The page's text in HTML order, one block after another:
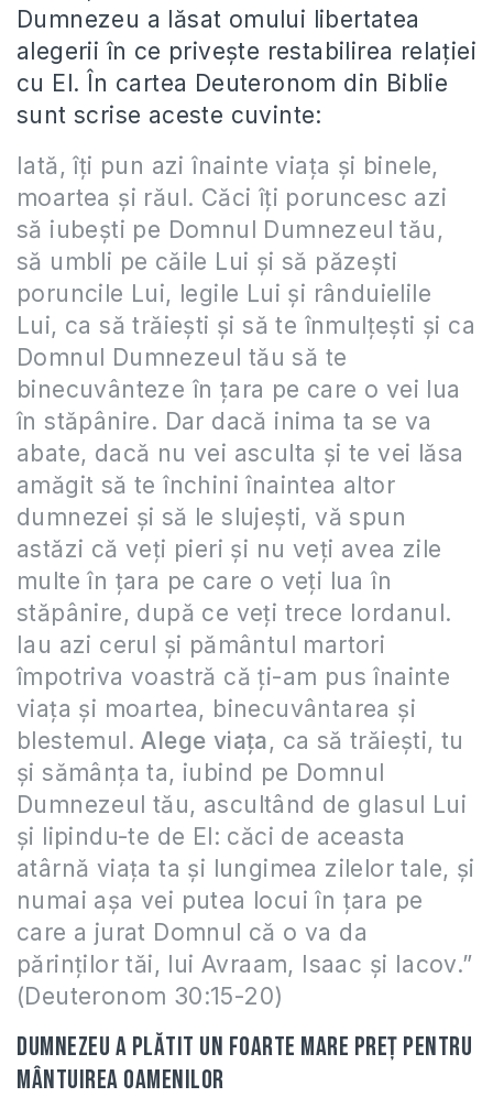
Dumnezeu a lăsat omului libertatea
alegerii în ce priveşte restabilirea relaţiei
cu El. În cartea Deuteronom din Biblie
sunt scrise aceste cuvinte:
Iată, îţi pun azi înainte viaţa şi binele,
moartea şi răul. Căci îţi poruncesc azi
să iubeşti pe Domnul Dumnezeul tău,
să umbli pe căile Lui şi să păzeşti
poruncile Lui, legile Lui şi rânduielile
Lui, ca să trăieşti şi să te înmulţeşti şi ca
Domnul Dumnezeul tău să te
binecuvânteze în ţara pe care o vei lua
în stăpânire. Dar dacă inima ta se va
abate, dacă nu vei asculta şi te vei lăsa
amăgit să te închini înaintea altor
dumnezei şi să le slujeşti, vă spun
astăzi că veţi pieri şi nu veţi avea zile
multe în ţara pe care o veţi lua în
stăpânire, după ce veţi trece Iordanul.
Iau azi cerul şi pământul martori
împotriva voastră că ţi-am pus înainte
viaţa şi moartea, binecuvântarea şi
blestemul.Alege viaţa, ca să trăieşti, tu
şi sămânţa ta, iubind pe Domnul
Dumnezeul tău, ascultând de glasul Lui
şi lipindu-te de El: căci de aceasta
atârnă viaţa ta şi lungimea zilelor tale, şi
numai aşa vei putea locui în ţara pe
care a jurat Domnul că o va da
părinţilor tăi, lui Avraam, Isaac şi Iacov.”
(Deuteronom 30:15-20)
Dumnezeu a plătit un foarte mare preţ pentru
mântuirea oamenilor